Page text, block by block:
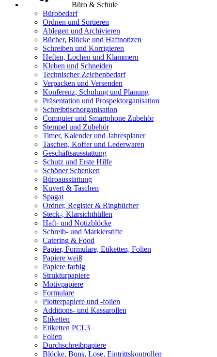
Büro & Schule
Bürobedarf
Ordnen und Sortieren
Ablegen und Archivieren
Bücher, Blöcke und Haftnotizen
Schreiben und Korrigieren
Heften, Lochen und Klammern
Kleben und Schneiden
Technischer Zeichenbedarf
Verpacken und Versenden
Konferenz, Schulung und Planung
Präsentation und Prospektorganisation
Schreibtischorganisation
Computer und Smartphone Zubehör
Stempel und Zubehör
Timer, Kalender und Jahresplaner
Taschen, Koffer und Lederwaren
Geschäftsausstattung
Schutz und Erste Hilfe
Schöner Schenken
Büroausstattung
Kuvert & Taschen
Spagat
Ordner, Register & Ringbücher
Steck-, Klarsichthüllen
Haft- und Notizblöcke
Schreib- und Markierstifte
Catering & Food
Papier, Formulare, Etiketten, Folien
Papiere weiß
Papiere farbig
Strukturpapiere
Motivpapiere
Formulare
Plotterpapiere und -folien
Additions- und Kassarollen
Etiketten
Etiketten PCL3
Folien
Durchschreibpapiere
Blöcke, Bons, Lose, Eintrittskontrollen